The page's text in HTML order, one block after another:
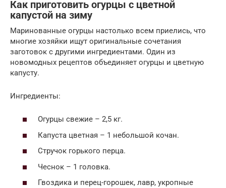
Как приготовить огурцы с цветной
капустой на зиму
Маринованные огурцы настолько всем приелись, что
многие хозяйки ищут оригинальные сочетания
заготовок с другими ингредиентами. Один из
новомодных рецептов объединяет огурцы и цветную
капусту.
Ингредиенты:
Огурцы свежие – 2,5 кг.
Капуста цветная – 1 небольшой кочан.
Стручок горького перца.
Чеснок – 1 головка.
Гвоздика и перец-горошек, лавр, укропные